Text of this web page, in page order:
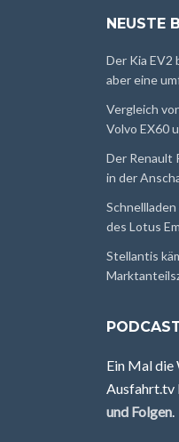
NEUSTE
Der Kia EV2
aber eine
Vergleich
Volvo EX60
Der Renault
in der
des Lotus
Stellantis
Ein Mal die
Ausfahrt.tv
und Folgen